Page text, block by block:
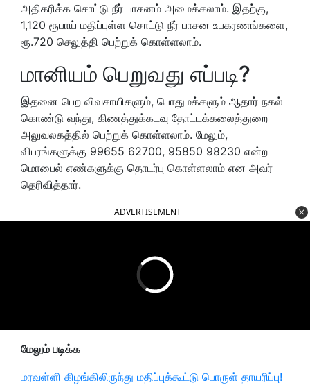
அதிகரிக்க சொட்டு நீர் பாசனம் அமைக்கலாம். இதற்கு,
1,120 ரூபாய் மதிப்புள்ள சொட்டு நீர் பாசன உபகரணங்களை,
ரூ.720 செலுத்தி பெற்றுக் கொள்ளலாம்.
மானியம் பெறுவது எப்படி?
இதனை பெற விவசாயிகளும், பொதுமக்களும் ஆதார் நகல்
கொண்டு வந்து, கிணத்துக்கடவு தோட்டக்கலைத்துறை
அலுவலகத்தில் பெற்றுக் கொள்ளலாம். மேலும்,
விபரங்களுக்கு 99655 62700, 95850 98230 என்ற
மொபைல் எண்களுக்கு தொடர்பு கொள்ளலாம் என அவர்
தெரிவித்தார்.
ADVERTISEMENT
மேலும் படிக்க
மரவள்ளி கிழங்கிலிருந்து மதிப்புக்கூட்டு பொருள் தாயரிப்பு!